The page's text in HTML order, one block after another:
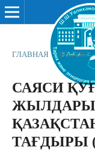
ГЛАВНАЯ / АРХИВЫ /
САЯСИ
ТАҒДЫРЫ